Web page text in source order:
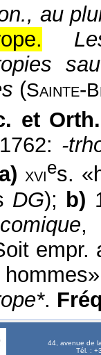
au
(Sainte-
et
-
xvies.
DG); b)
,
empr.
.
44, avenue de
Tél. :